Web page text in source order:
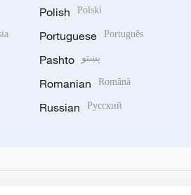
Polish Polski
Portuguese Português
Pashto پښتو
Romanian Română
Russian Русский